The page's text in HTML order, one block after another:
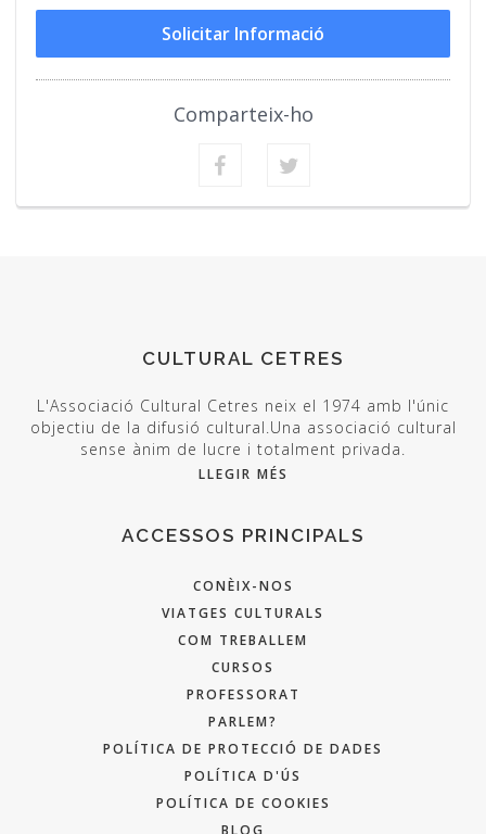
Solicitar Informació
Comparteix-ho
CULTURAL CETRES
L'Associació Cultural Cetres neix el 1974 amb l'únic
objectiu de la difusió cultural.Una associació cultural
sense ànim de lucre i totalment privada.
LLEGIR MÉS
ACCESSOS PRINCIPALS
CONÈIX-NOS
VIATGES CULTURALS
COM TREBALLEM
CURSOS
PROFESSORAT
PARLEM?
POLÍTICA DE PROTECCIÓ DE DADES
POLÍTICA D'ÚS
POLÍTICA DE COOKIES
BLOG